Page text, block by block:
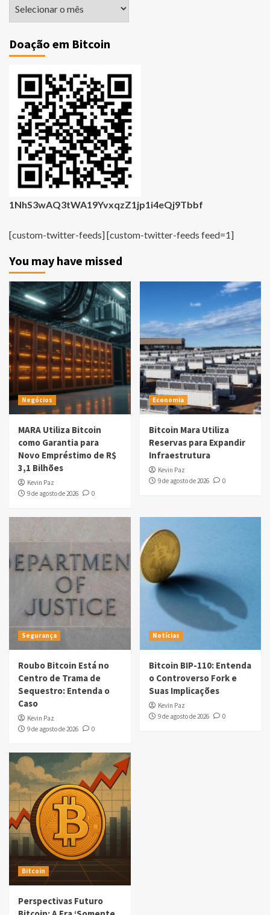
Doação em Bitcoin
1NhS3wAQ3tWA19YvxqzZ1jp1i4eQj9Tbbf
[custom-twitter-feeds] [custom-twitter-feeds feed=1]
You may have missed
Negócios
MARA Utiliza Bitcoin
como Garantia para
Novo Empréstimo de R$
3,1 Bilhões
Kevin Paz
9 de agosto de 2026
0
Economia
Bitcoin Mara Utiliza
Reservas para Expandir
Infraestrutura
Kevin Paz
9 de agosto de 2026
0
Segurança
Roubo Bitcoin Está no
Centro de Trama de
Sequestro: Entenda o
Caso
Kevin Paz
9 de agosto de 2026
0
Notícias
Bitcoin BIP-110: Entenda
o Controverso Fork e
Suas Implicações
Kevin Paz
9 de agosto de 2026
0
Bitcoin
Perspectivas Futuro